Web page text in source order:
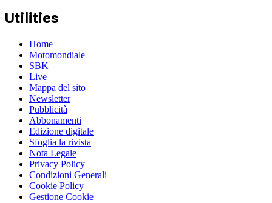
Utilities
Home
Motomondiale
SBK
Live
Mappa del sito
Newsletter
Pubblicità
Abbonamenti
Edizione digitale
Sfoglia la rivista
Nota Legale
Privacy Policy
Condizioni Generali
Cookie Policy
Gestione Cookie